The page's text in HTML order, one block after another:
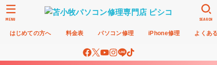
はじめての方へ 料金表 パソコン修理 iPhone修理 よくあ
SEARCH
MENU